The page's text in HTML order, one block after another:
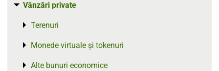
Vânzări private
Toggle menu
Terenuri
Toggle menu
Monede virtuale și tokenuri
Toggle menu
Alte bunuri economice
Toggle menu